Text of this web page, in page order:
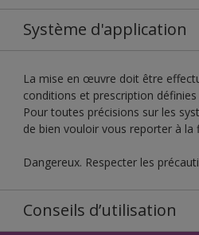
Système d'application
La mise en œuvre doit être
conditions et prescription
Pour toutes précisions sur les
de bien vouloir vous reporter à la
Dangereux. Respecter les
Conseils d’utilisation